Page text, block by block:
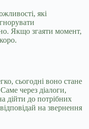
які
Якщо згаяти момент,
сьогодні воно стане
через діалоги,
дійти до потрібних
на звернення